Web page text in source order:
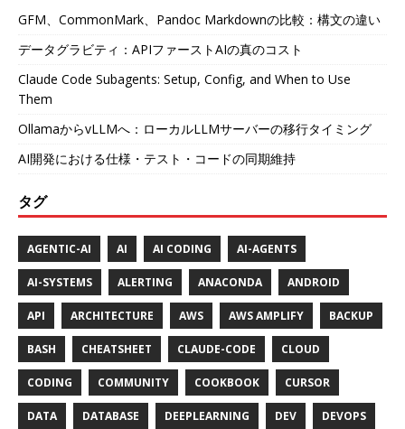
GFM、CommonMark、Pandoc Markdownの比較：構文の違い
データグラビティ：APIファーストAIの真のコスト
Claude Code Subagents: Setup, Config, and When to Use
Them
OllamaからvLLMへ：ローカルLLMサーバーの移行タイミング
AI開発における仕様・テスト・コードの同期維持
タグ
AGENTIC-AI AI AI CODING AI-AGENTS
AI-SYSTEMS ALERTING ANACONDA ANDROID
API ARCHITECTURE AWS AWS AMPLIFY BACKUP
BASH CHEATSHEET CLAUDE-CODE CLOUD
CODING COMMUNITY COOKBOOK CURSOR
DATA DATABASE DEEPLEARNING DEV DEVOPS